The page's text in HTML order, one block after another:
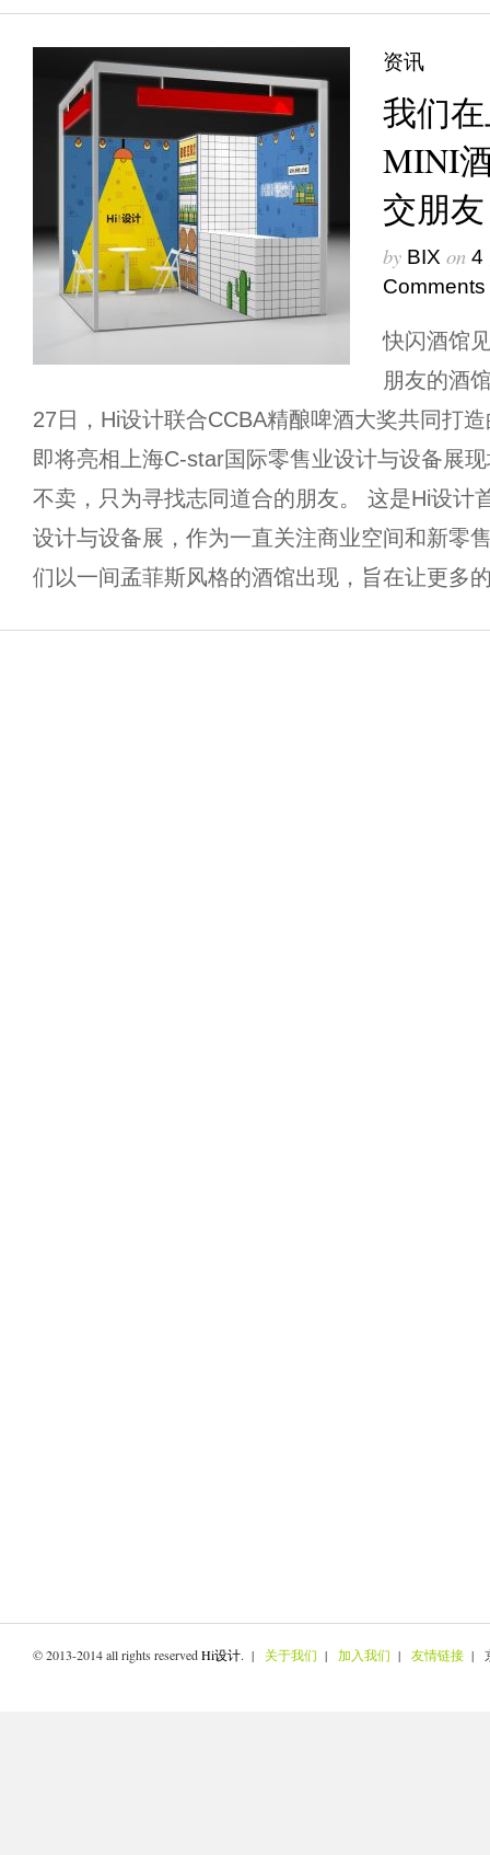
资讯
我们
MINI
交朋
by BIX on 4
Comments
快闪酒馆
朋友的酒
27日，Hi设计联合CCBA精酿啤酒大奖共同打
即将亮相上海C-star国际零售业设计与设备展
不卖，只为寻找志同道合的朋友。 这是Hi设计
设计与设备展，作为一直关注商业空间和新零
们以一间孟菲斯风格的酒馆出现，旨在让更多
© 2013-2014 all rights reservedHi设计. | 关于我们 | 加入我们 | 友情链接 |